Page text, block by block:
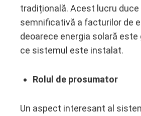
tradițională. Acest lucru duce
semnificativă a facturilor de
deoarece energia solară
ce sistemul este instalat.
Rolul de prosumator
Un aspect interesant al